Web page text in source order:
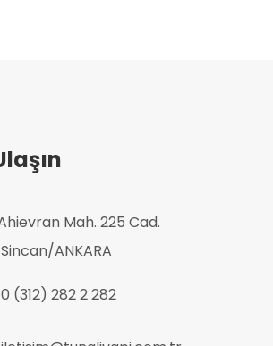
Mah. 225 Cad.
ANKARA
0 (312) 282 2 282